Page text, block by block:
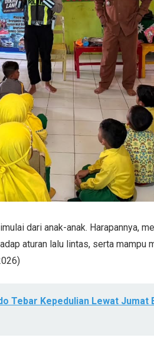
dari anak-anak. Harapannya,
aturan lalu lintas, serta mampu
Tebar Kepedulian Lewat Jumat